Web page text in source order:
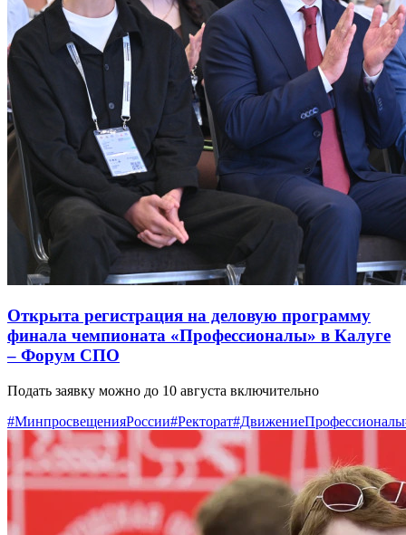
Открыта регистрация на деловую программу
финала чемпионата «Профессионалы» в Калуге
– Форум СПО
Подать заявку можно до 10 августа включительно
#МинпросвещенияРоссии#Ректорат#ДвижениеПрофессионалы